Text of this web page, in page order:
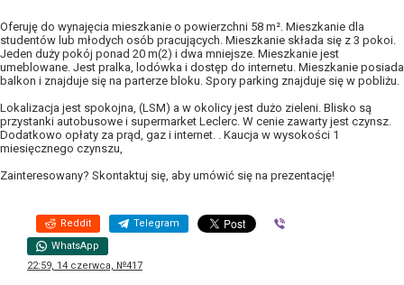
Oferuję do wynajęcia mieszkanie o powierzchni 58 m². Mieszkanie dla
studentów lub młodych osób pracujących. Mieszkanie składa się z 3 pokoi.
Jeden duży pokój ponad 20 m(2) i dwa mniejsze. Mieszkanie jest
umeblowane. Jest pralka, lodówka i dostęp do internetu. Mieszkanie posiada
balkon i znajduje się na parterze bloku. Spory parking znajduje się w pobliżu.
Lokalizacja jest spokojna, (LSM) a w okolicy jest dużo zieleni. Blisko są
przystanki autobusowe i supermarket Leclerc. W cenie zawarty jest czynsz.
Dodatkowo opłaty za prąd, gaz i internet. . Kaucja w wysokości 1
miesięcznego czynszu,
Zainteresowany? Skontaktuj się, aby umówić się na prezentację!
Reddit Telegram
WhatsApp
22:59, 14 czerwca, №417